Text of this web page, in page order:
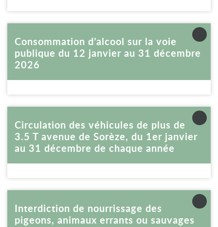
Consommation d’alcool sur la voie
publique du 12 janvier au 31 décembre
2026
Circulation des véhicules de plus de
3.5 T avenue de Sorèze, du 1er janvier
au 31 décembre de chaque année
Interdiction de nourrissage des
pigeons, animaux errants ou sauvages